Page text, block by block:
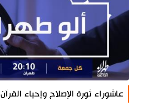
عاشوراء ثورة الإصلاح وإحياء القرآن